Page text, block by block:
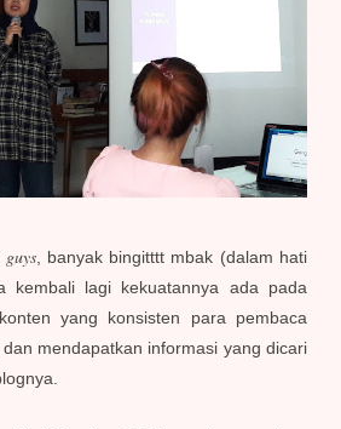
guys, banyak bingitttt mbak (dalam hati
kembali lagi kekuatannya ada pada
yang konsisten para pembaca
mendapatkan informasi yang dicari